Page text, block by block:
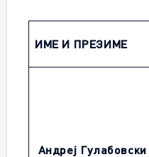
ИМЕ И ПРЕЗИМЕ
Андреј Гулабовски